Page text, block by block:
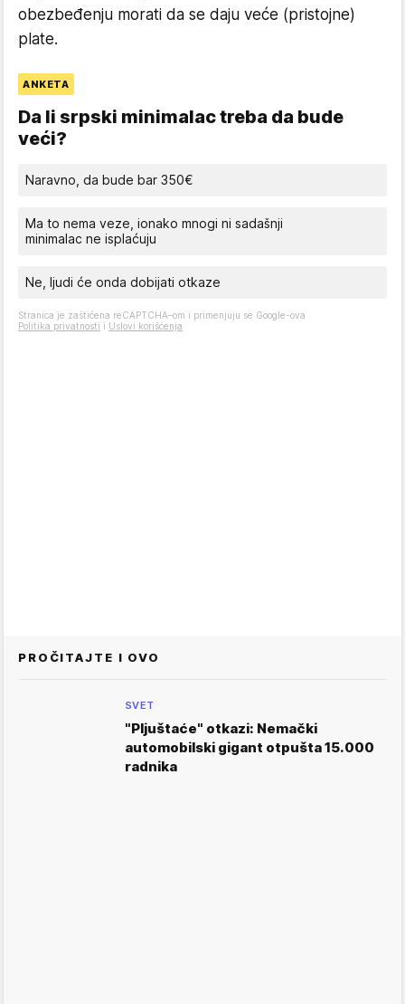
obezbeđenju morati da se daju veće (pristojne)
plate.
ANKETA
Da li srpski minimalac treba da bude
veći?
Naravno, da bude bar 350€
Ma to nema veze, ionako mnogi ni sadašnji
minimalac ne isplaćuju
Ne, ljudi će onda dobijati otkaze
Stranica je zaštićena reCAPTCHA–om i primenjuju se Google-ova
Politika privatnosti i Uslovi korišćenja
PROČITAJTE I OVO
SVET
"Pljuštaće" otkazi: Nemački
automobilski gigant otpušta 15.000
radnika